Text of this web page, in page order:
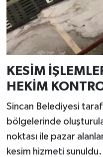
KESİM
HEKİM
Sincan Belediyesi
bölgelerinde
noktası ile pazar
kesim hizmeti